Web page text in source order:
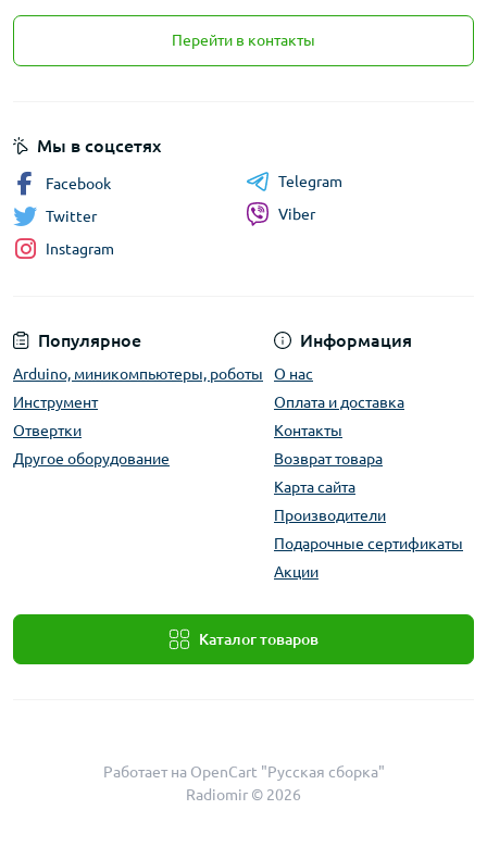
Перейти в контакты
Популярное
Arduino, миникомпьютеры, роботы
Инструмент
Отвертки
Другое оборудование
Информация
О нас
Оплата и доставка
Контакты
Возврат товара
Карта сайта
Производители
Подарочные сертификаты
Акции
Каталог товаров
Мы в соцсетях
Facebook
Twitter
Instagram
Telegram
Viber
Работает на OpenCart "Русская сборка"
Radiomir © 2026